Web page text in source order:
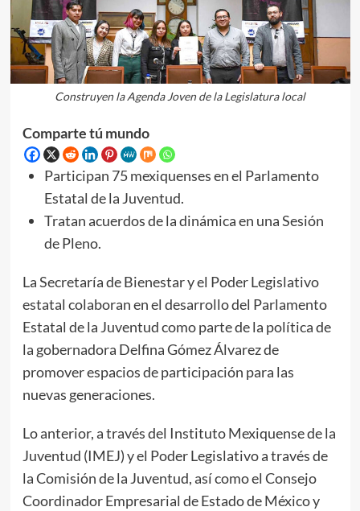
Construyen la Agenda Joven de la Legislatura local
Comparte tú mundo
Participan 75 mexiquenses en el Parlamento
Estatal de la Juventud.
Tratan acuerdos de la dinámica en una Sesión
de Pleno.
La Secretaría de Bienestar y el Poder Legislativo
estatal colaboran en el desarrollo del Parlamento
Estatal de la Juventud como parte de la política de
la gobernadora Delfina Gómez Álvarez de
promover espacios de participación para las
nuevas generaciones.
Lo anterior, a través del Instituto Mexiquense de la
Juventud (IMEJ) y el Poder Legislativo a través de
la Comisión de la Juventud, así como el Consejo
Coordinador Empresarial de Estado de México y